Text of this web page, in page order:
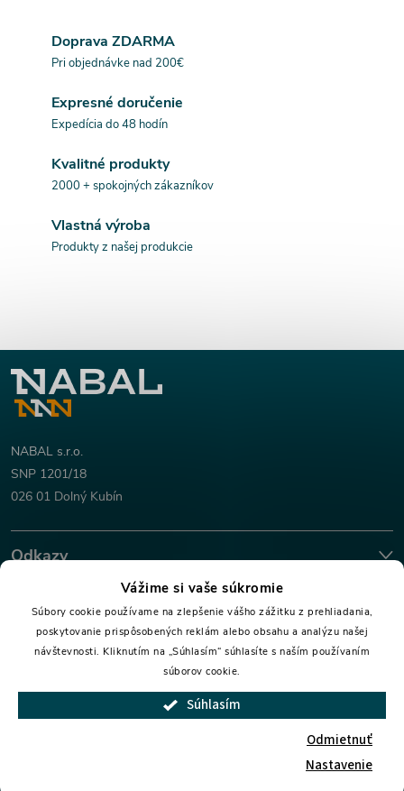
Vážime si vaše súkromie
Súbory cookie používame na zlepšenie vášho zážitku z prehliadania,
poskytovanie prispôsobených reklám alebo obsahu a analýzu našej
návštevnosti. Kliknutím na „Súhlasím“ súhlasíte s naším používaním
súborov cookie.
Súhlasím
Nastavenie
Odmietnuť
Doprava ZDARMA
Pri objednávke nad 200€
Expresné doručenie
Expedícia do 48 hodín
Kvalitné produkty
2000 + spokojných zákazníkov
Vlastná výroba
Produkty z našej produkcie
Z
á
p
ä
t
NABAL s.r.o.
SNP 1201/18
026 01 Dolný Kubín
Odkazy
Dokumenty
Kontakty
Copyright 2026Nabal.sk. Všetky práva vyhradené.